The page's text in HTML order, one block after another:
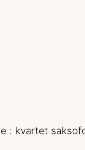
: kvartet